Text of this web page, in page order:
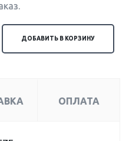
ДОБАВИТЬ В КОРЗИНУ
ОПЛАТА